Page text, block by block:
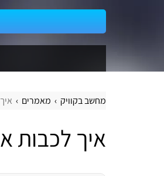
מחשב בקוויק מאמרים
איך